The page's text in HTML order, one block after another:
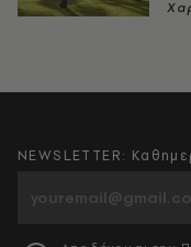
NEWSLETTER: